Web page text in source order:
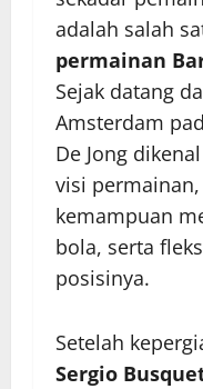
adalah salah
permainan
Sejak datang
Amsterdam
De Jong
visi permainan,
kemampuan
bola, serta
posisinya.
Setelah
Sergio